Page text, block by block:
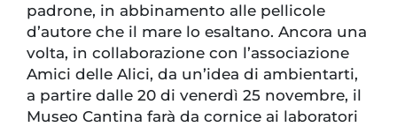
padrone, in abbinamento alle pellicole
d’autore che il mare lo esaltano. Ancora una
volta, in collaborazione con l’associazione
Amici delle Alici, da un’idea di ambientarti,
a partire dalle 20 di venerdì 25 novembre, il
Museo Cantina farà da cornice ai laboratori